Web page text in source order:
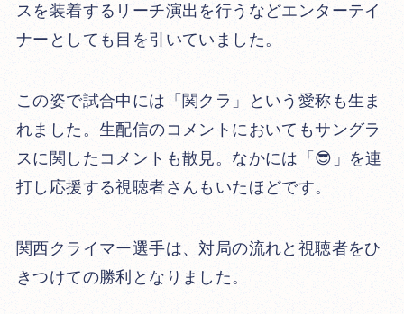
スを装着するリーチ演出を行うなどエンターテイ
ナーとしても目を引いていました。
この姿で試合中には「関クラ」という愛称も生ま
れました。生配信のコメントにおいてもサングラ
スに関したコメントも散見。なかには「😎」を連
打し応援する視聴者さんもいたほどです。
関西クライマー選手は、対局の流れと視聴者をひ
きつけての勝利となりました。